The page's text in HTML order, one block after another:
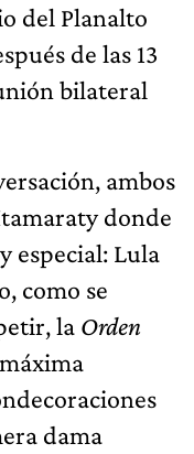
del Planalto
de las 13
bilateral
ambos
donde
especial: Lula
como se
la Orden
dama